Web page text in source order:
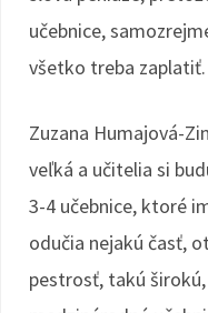
učebnice,
všetko treba zaplatiť.
Zuzana Humajová-
veľká a učitelia si
3-4 učebnice, ktoré
odučia nejakú časť,
pestrosť, takú